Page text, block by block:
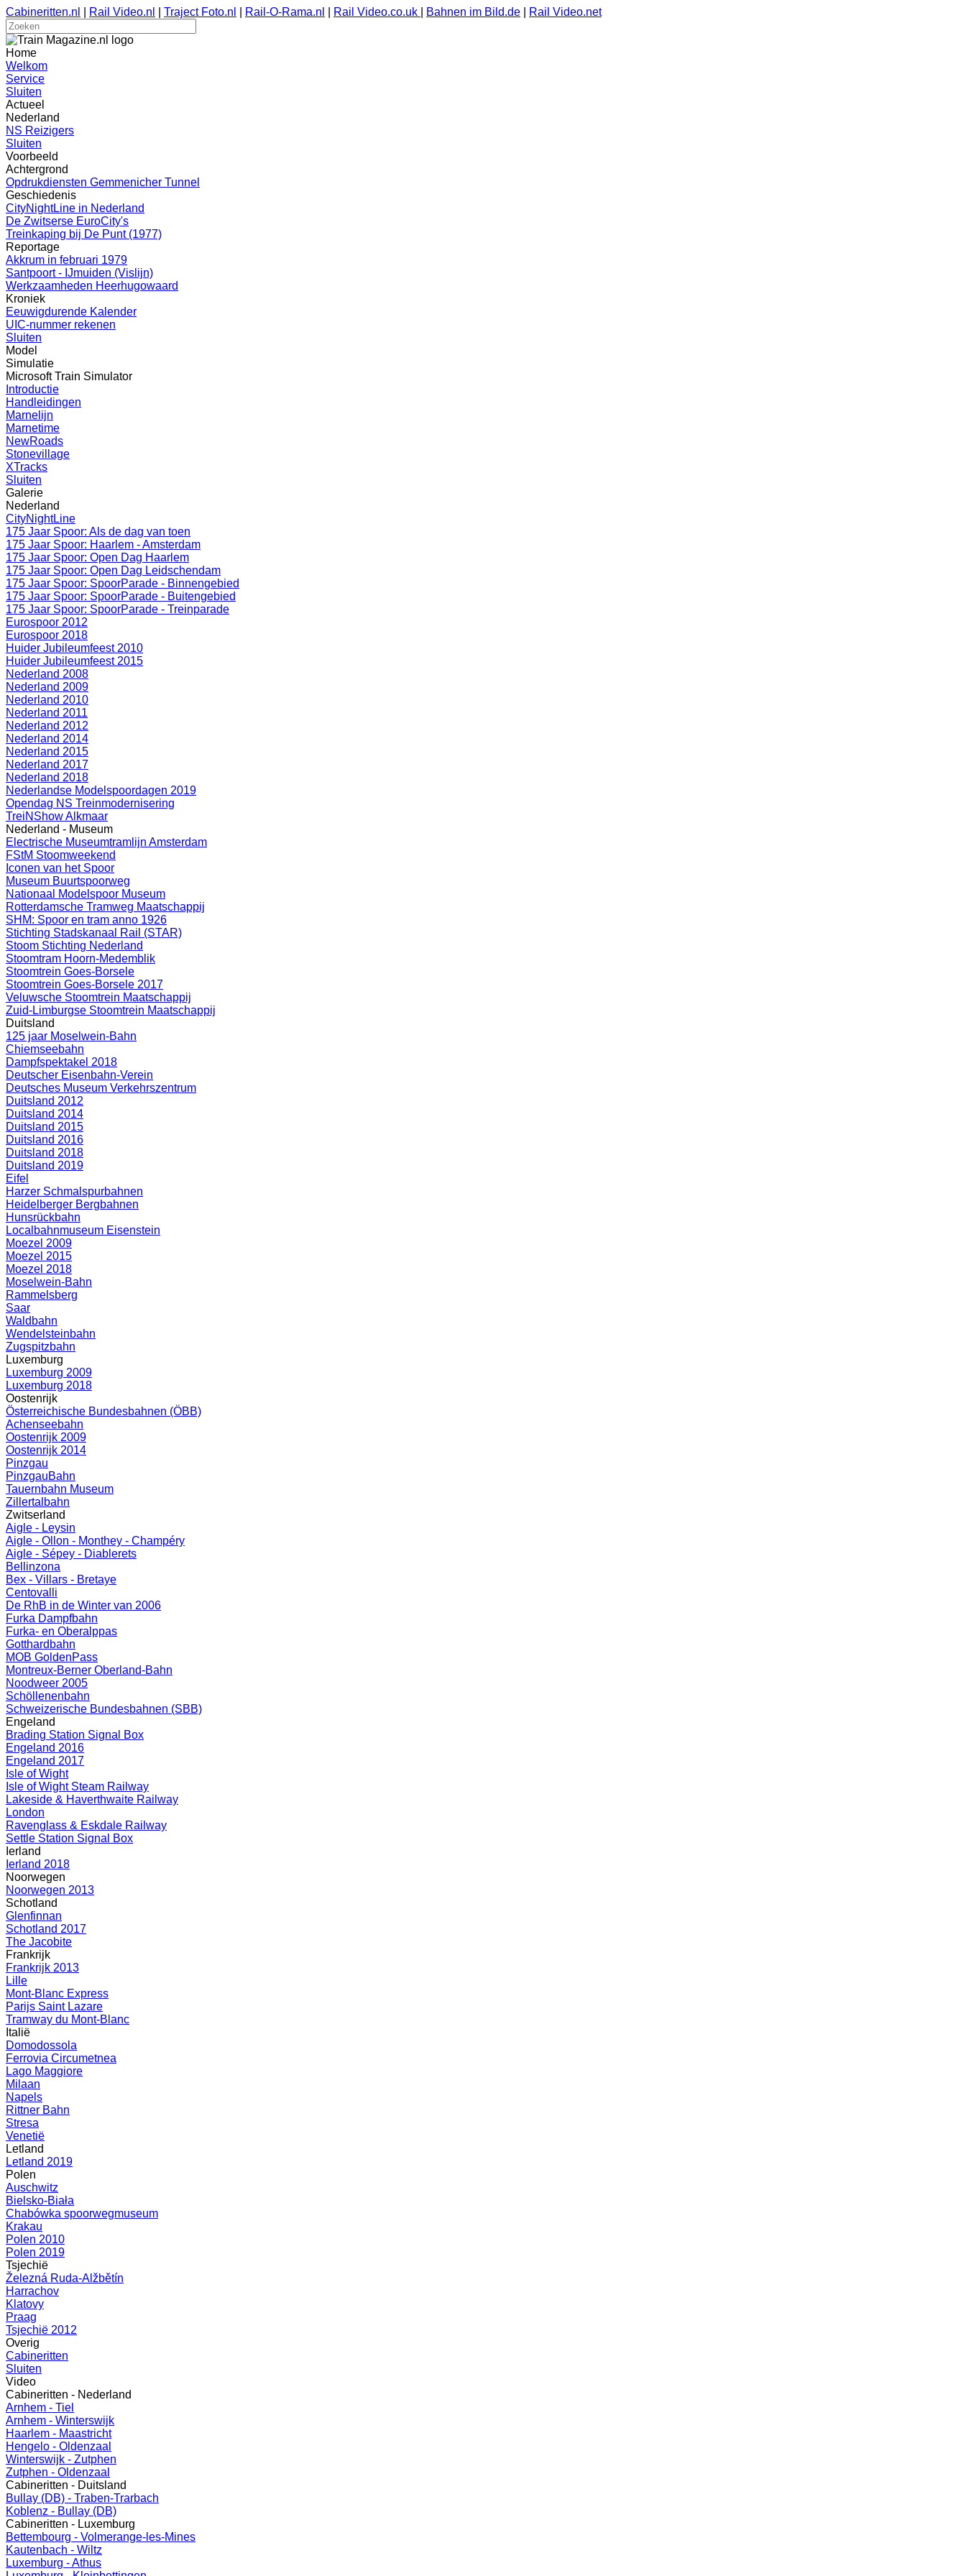
Cabineritten.nl Rail Video.nl Traject Foto.nl Rail-O-Rama.nl Rail Video.co.uk Bahnen im Bild.de Rail Video.net
Home
Welkom
Service
Sluiten
Actueel
Nederland
NS Reizigers
Sluiten
Voorbeeld
Achtergrond
Opdrukdiensten Gemmenicher Tunnel
Geschiedenis
CityNightLine in Nederland
De Zwitserse EuroCity's
Treinkaping bij De Punt (1977)
Reportage
Akkrum in februari 1979
Santpoort - IJmuiden (Vislijn)
Werkzaamheden Heerhugowaard
Kroniek
Eeuwigdurende Kalender
UIC-nummer rekenen
Sluiten
Model
Simulatie
Microsoft Train Simulator
Introductie
Handleidingen
Marnelijn
Marnetime
NewRoads
Stonevillage
XTracks
Sluiten
Galerie
Nederland
CityNightLine
175 Jaar Spoor: Als de dag van toen
175 Jaar Spoor: Haarlem - Amsterdam
175 Jaar Spoor: Open Dag Haarlem
175 Jaar Spoor: Open Dag Leidschendam
175 Jaar Spoor: SpoorParade - Binnengebied
175 Jaar Spoor: SpoorParade - Buitengebied
175 Jaar Spoor: SpoorParade - Treinparade
Eurospoor 2012
Eurospoor 2018
Huider Jubileumfeest 2010
Huider Jubileumfeest 2015
Nederland 2008
Nederland 2009
Nederland 2010
Nederland 2011
Nederland 2012
Nederland 2014
Nederland 2015
Nederland 2017
Nederland 2018
Nederlandse Modelspoordagen 2019
Opendag NS Treinmodernisering
TreiNShow Alkmaar
Nederland - Museum
Electrische Museumtramlijn Amsterdam
FStM Stoomweekend
Iconen van het Spoor
Museum Buurtspoorweg
Nationaal Modelspoor Museum
Rotterdamsche Tramweg Maatschappij
SHM: Spoor en tram anno 1926
Stichting Stadskanaal Rail (STAR)
Stoom Stichting Nederland
Stoomtram Hoorn-Medemblik
Stoomtrein Goes-Borsele
Stoomtrein Goes-Borsele 2017
Veluwsche Stoomtrein Maatschappij
Zuid-Limburgse Stoomtrein Maatschappij
Duitsland
125 jaar Moselwein-Bahn
Chiemseebahn
Dampfspektakel 2018
Deutscher Eisenbahn-Verein
Deutsches Museum Verkehrszentrum
Duitsland 2012
Duitsland 2014
Duitsland 2015
Duitsland 2016
Duitsland 2018
Duitsland 2019
Eifel
Harzer Schmalspurbahnen
Heidelberger Bergbahnen
Hunsrückbahn
Localbahnmuseum Eisenstein
Moezel 2009
Moezel 2015
Moezel 2018
Moselwein-Bahn
Rammelsberg
Saar
Waldbahn
Wendelsteinbahn
Zugspitzbahn
Luxemburg
Luxemburg 2009
Luxemburg 2018
Oostenrijk
Österreichische Bundesbahnen (ÖBB)
Achenseebahn
Oostenrijk 2009
Oostenrijk 2014
Pinzgau
PinzgauBahn
Tauernbahn Museum
Zillertalbahn
Zwitserland
Aigle - Leysin
Aigle - Ollon - Monthey - Champéry
Aigle - Sépey - Diablerets
Bellinzona
Bex - Villars - Bretaye
Centovalli
De RhB in de Winter van 2006
Furka Dampfbahn
Furka- en Oberalppas
Gotthardbahn
MOB GoldenPass
Montreux-Berner Oberland-Bahn
Noodweer 2005
Schöllenenbahn
Schweizerische Bundesbahnen (SBB)
Engeland
Brading Station Signal Box
Engeland 2016
Engeland 2017
Isle of Wight
Isle of Wight Steam Railway
Lakeside & Haverthwaite Railway
London
Ravenglass & Eskdale Railway
Settle Station Signal Box
Ierland
Ierland 2018
Noorwegen
Noorwegen 2013
Schotland
Glenfinnan
Schotland 2017
The Jacobite
Frankrijk
Frankrijk 2013
Lille
Mont-Blanc Express
Parijs Saint Lazare
Tramway du Mont-Blanc
Italië
Domodossola
Ferrovia Circumetnea
Lago Maggiore
Milaan
Napels
Rittner Bahn
Stresa
Venetië
Letland
Letland 2019
Polen
Auschwitz
Bielsko-Biała
Chabówka spoorwegmuseum
Krakau
Polen 2010
Polen 2019
Tsjechië
Železná Ruda-Alžbětín
Harrachov
Klatovy
Praag
Tsjechië 2012
Overig
Cabineritten
Sluiten
Video
Cabineritten - Nederland
Arnhem - Tiel
Arnhem - Winterswijk
Haarlem - Maastricht
Hengelo - Oldenzaal
Winterswijk - Zutphen
Zutphen - Oldenzaal
Cabineritten - Duitsland
Bullay (DB) - Traben-Trarbach
Koblenz - Bullay (DB)
Cabineritten - Luxemburg
Bettembourg - Volmerange-les-Mines
Kautenbach - Wiltz
Luxemburg - Athus